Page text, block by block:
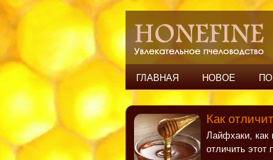
ГЛАВНАЯ НОВОЕ
Как
Лайфхаки, как
отличить этот